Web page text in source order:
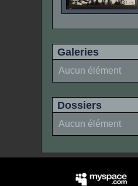
Galeries
Aucun élément
Dossiers
Aucun élément